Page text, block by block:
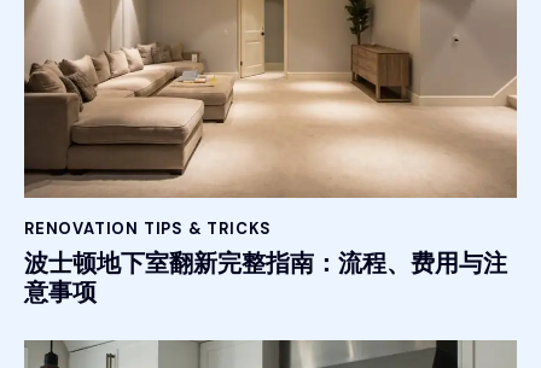
RENOVATION TIPS & TRICKS
波士顿地下室翻新完整指南：流程、费用与注
意事项